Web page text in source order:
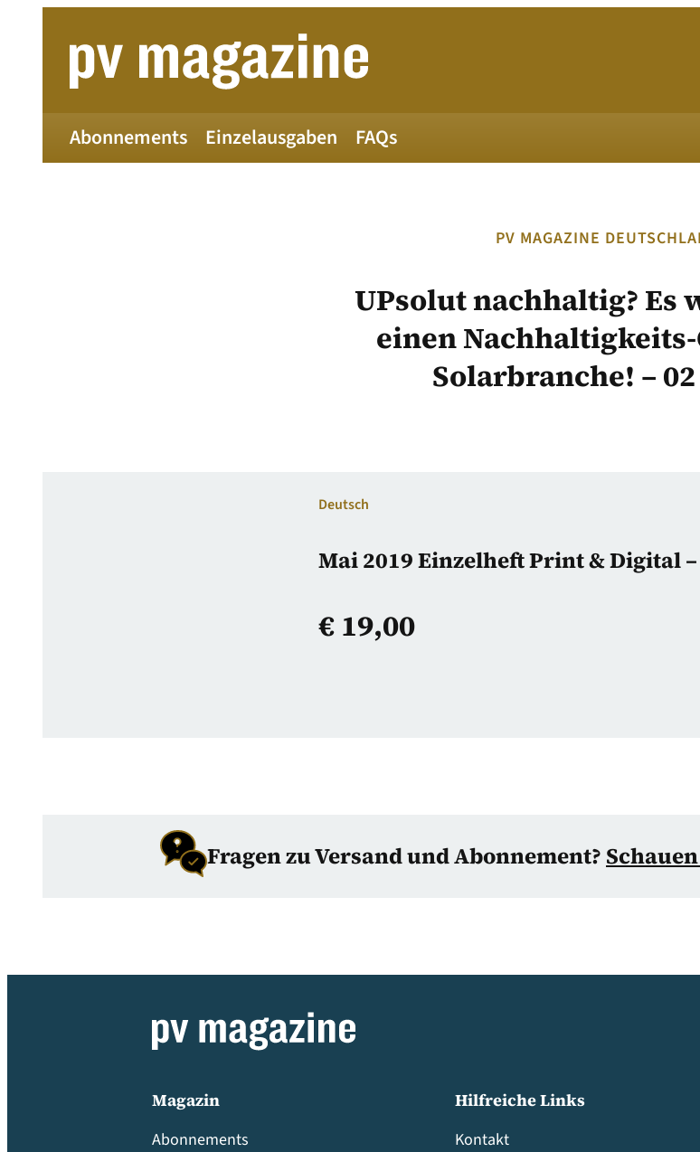
Abonnements Einzelausgaben FAQs
PV MAGAZINE
UPsolut nachhaltig? Es
einen
Solarbranche! – 02
Deutsch
Mai 2019 Einzelheft Print & Digital
€ 19,00
Fragen zu Versand und Abonnement?
Magazin
Abonnements
Hilfreiche Links
Kontakt